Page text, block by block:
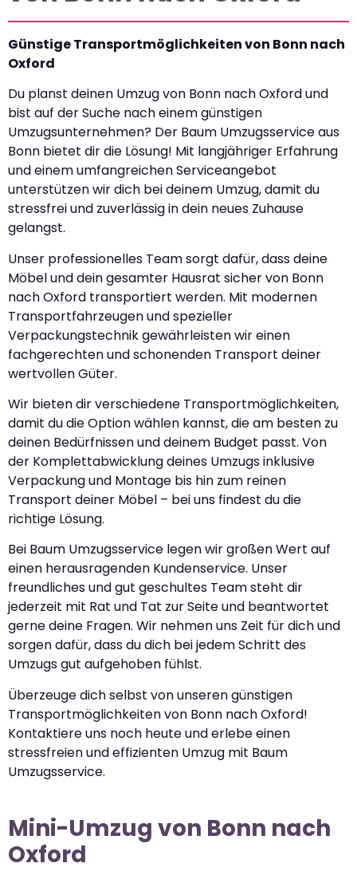
Günstige Transportmöglichkeiten von Bonn nach
Oxford
Du planst deinen Umzug von Bonn nach Oxford und
bist auf der Suche nach einem günstigen
Umzugsunternehmen? Der Baum Umzugsservice aus
Bonn bietet dir die Lösung! Mit langjähriger Erfahrung
und einem umfangreichen Serviceangebot
unterstützen wir dich bei deinem Umzug, damit du
stressfrei und zuverlässig in dein neues Zuhause
gelangst.
Unser professionelles Team sorgt dafür, dass deine
Möbel und dein gesamter Hausrat sicher von Bonn
nach Oxford transportiert werden. Mit modernen
Transportfahrzeugen und spezieller
Verpackungstechnik gewährleisten wir einen
fachgerechten und schonenden Transport deiner
wertvollen Güter.
Wir bieten dir verschiedene Transportmöglichkeiten,
damit du die Option wählen kannst, die am besten zu
deinen Bedürfnissen und deinem Budget passt. Von
der Komplettabwicklung deines Umzugs inklusive
Verpackung und Montage bis hin zum reinen
Transport deiner Möbel – bei uns findest du die
richtige Lösung.
Bei Baum Umzugsservice legen wir großen Wert auf
einen herausragenden Kundenservice. Unser
freundliches und gut geschultes Team steht dir
jederzeit mit Rat und Tat zur Seite und beantwortet
gerne deine Fragen. Wir nehmen uns Zeit für dich und
sorgen dafür, dass du dich bei jedem Schritt des
Umzugs gut aufgehoben fühlst.
Überzeuge dich selbst von unseren günstigen
Transportmöglichkeiten von Bonn nach Oxford!
Kontaktiere uns noch heute und erlebe einen
stressfreien und effizienten Umzug mit Baum
Umzugsservice.
Mini-Umzug von Bonn nach
Oxford